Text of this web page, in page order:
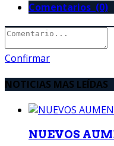
Comentarios (0)
Confirmar
NOTICIAS MAS LEÍDAS
NUEVOS